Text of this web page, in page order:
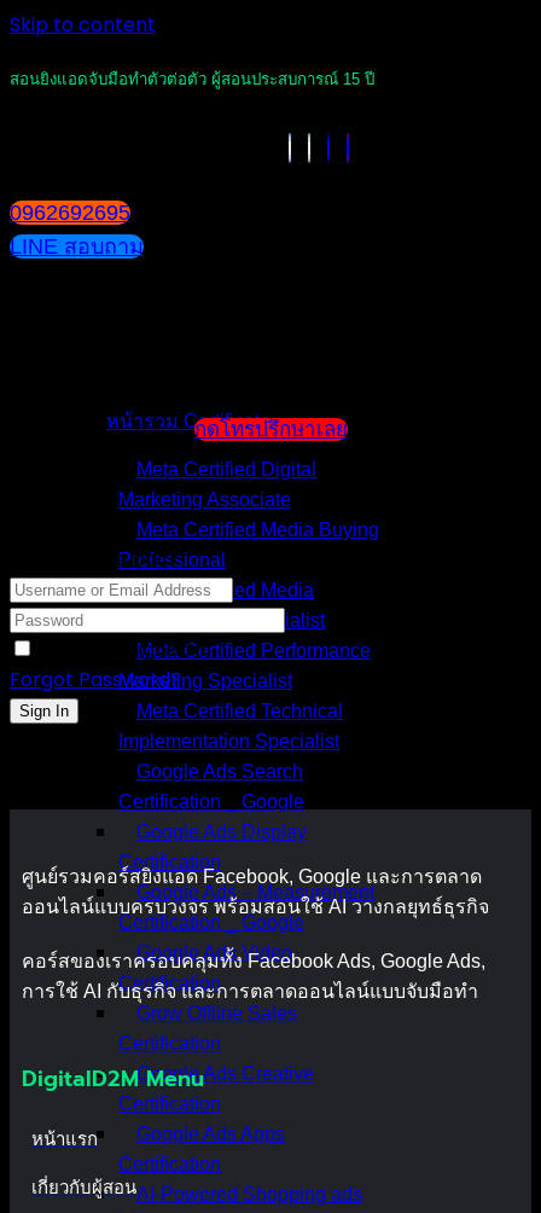
Skip to content
สอนยิงแอดจับมือทำตัวต่อตัว ผู้สอนประสบการณ์ 15 ปี
0962692695
LINE สอบถาม
หน้ารวม Certificate
Meta Certified Digital
Marketing Associate
Meta Certified Media Buying
Professional
Meta Certified Media
Measurement Specialist
Meta Certified Performance
Marketing Specialist
Meta Certified Technical
Implementation Specialist
Google Ads Search
Certification _ Google
Google Ads Display
Certification
Google Ads – Measurement
Certification _ Google
Google Ads Video
Certification
Grow Offline Sales
Certification
Google Ads Creative
Certification
Google Ads Apps
Certification
AI-Powered Shopping ads
กดโทรปรึกษาเลย
Hi, Welcome back!
Keep me signed in
Forgot Password?
Sign In
ศูนย์รวมคอร์สยิงแอด Facebook, Google และการตลาด
ออนไลน์แบบครบวงจร พร้อมสอนใช้ AI วางกลยุทธ์ธุรกิจ
คอร์สของเราครอบคลุมทั้ง Facebook Ads, Google Ads,
การใช้ AI กับธุรกิจ และการตลาดออนไลน์แบบจับมือทำ
DigitalD2M Menu
หน้าแรก
เกี่ยวกับผู้สอน